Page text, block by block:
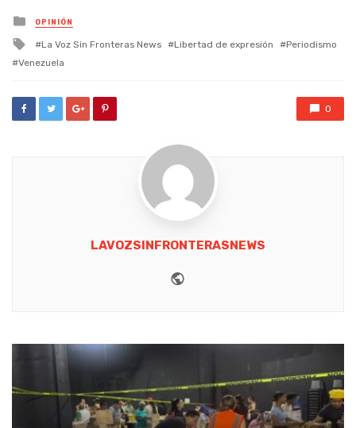
Posted
in
OPINIÓN
Tagged
La Voz Sin Fronteras News Libertad de expresión
Periodismo
Venezuela
0
LAVOZSINFRONTERASNEWS